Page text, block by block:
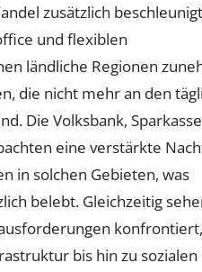
zusätzlich
und flexiblen
ländliche Regionen
die nicht mehr an den
Die Volksbank,
eine verstärkte
in solchen Gebieten, was
belebt. Gleichzeitig
bis hin zu sozialen